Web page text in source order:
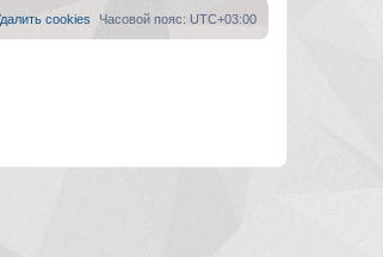
Часовой пояс: UTC+03:00
cookies